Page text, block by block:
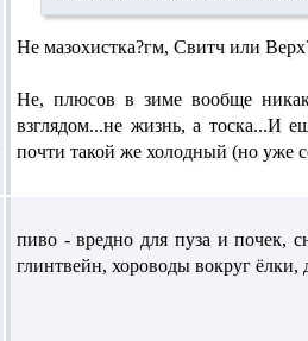
Не мазохистка?гм, Свитч или
Не, плюсов в зиме вообще
взглядом...не жизнь, а тоска...И
почти такой же холодный (но уже
пиво - вредно для пуза и почек,
глинтвейн, хороводы вокруг